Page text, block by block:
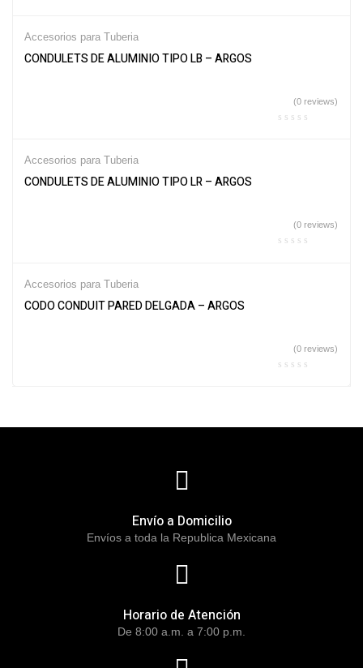
Accesorios para Tuberia
CONDULETS DE ALUMINIO TIPO LB – ARGOS
(0 reviews)
Accesorios para Tuberia
CONDULETS DE ALUMINIO TIPO LR – ARGOS
(0 reviews)
Accesorios para Tuberia
CODO CONDUIT PARED DELGADA – ARGOS
(0 reviews)
Envío a Domicilio
Envíos a toda la Republica Mexicana
Horario de Atención
De 8:00 a.m. a 7:00 p.m.